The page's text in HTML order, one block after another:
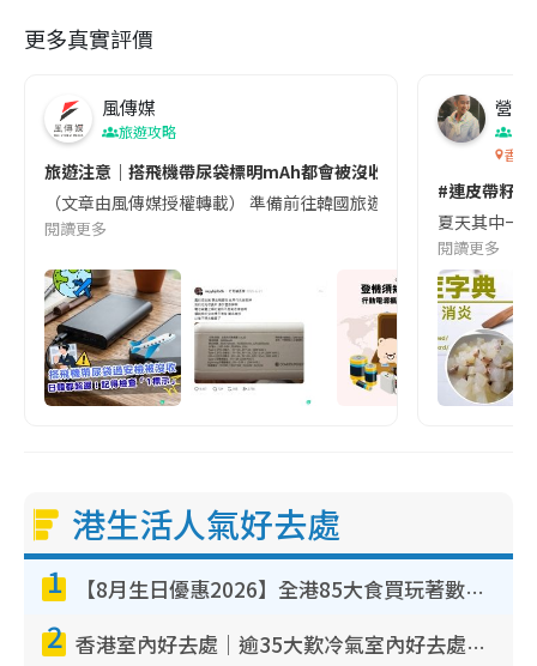
更多真實評價
風傳媒
旅遊攻略
旅遊注意｜搭飛機帶尿袋標明mAh都會被沒收😱出發前切記檢查
（文章由風傳媒授權轉載） 準備前往韓國旅遊的民眾，近期要
閱讀更多
營養
香港
#連皮帶籽
夏天其中一
閱讀更多
港生活人氣好去處
1 【8月生日優惠2026】全港85大食買玩著數攻略 自助餐/火鍋放題同行免費＋誠品/DONKI送現金券
2 香港室內好去處｜逾35大歎冷氣室內好去處推介 室內活動免費避雨無懼落雨